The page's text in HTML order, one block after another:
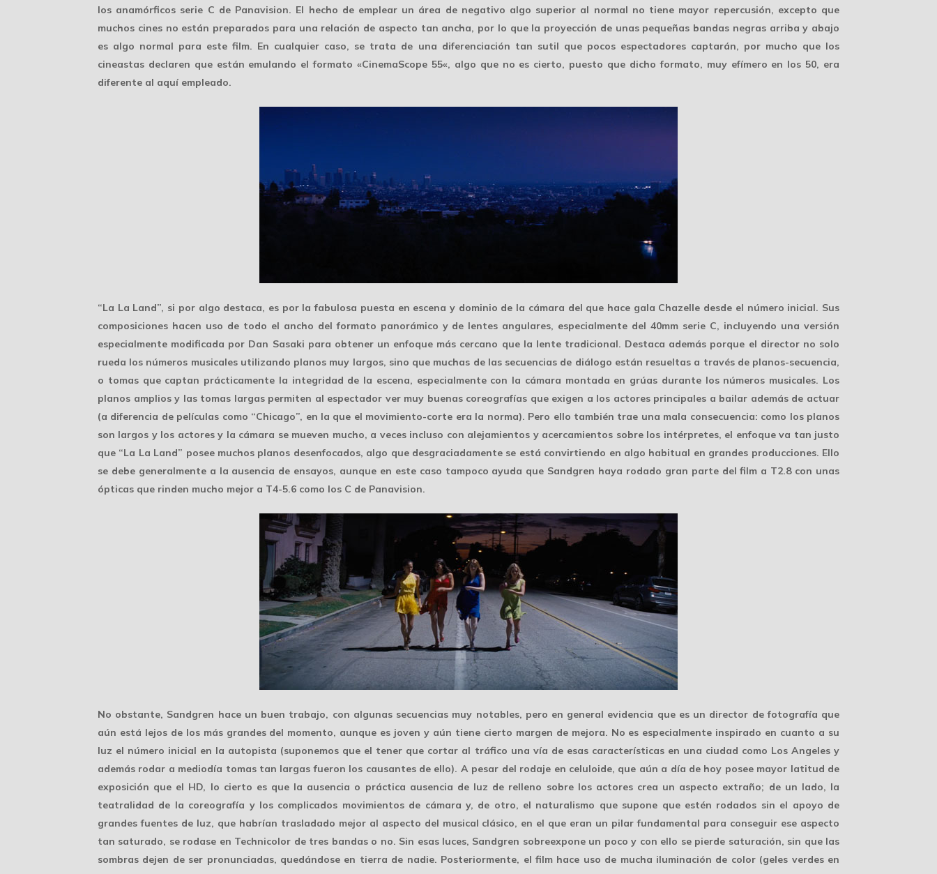
los anamórficos serie C de Panavision. El hecho de emplear un área de negativo algo superior al normal no tiene mayor repercusión, excepto que
muchos cines no están preparados para una relación de aspecto tan ancha, por lo que la proyección de unas pequeñas bandas negras arriba y abajo
es algo normal para este film. En cualquier caso, se trata de una diferenciación tan sutil que pocos espectadores captarán, por mucho que los
cineastas declaren que están emulando el formato «CinemaScope 55«, algo que no es cierto, puesto que dicho formato, muy efímero en los 50, era
diferente al aquí empleado.
“La La Land”, si por algo destaca, es por la fabulosa puesta en escena y dominio de la cámara del que hace gala Chazelle desde el número inicial. Sus
composiciones hacen uso de todo el ancho del formato panorámico y de lentes angulares, especialmente del 40mm serie C, incluyendo una versión
especialmente modificada por Dan Sasaki para obtener un enfoque más cercano que la lente tradicional. Destaca además porque el director no solo
rueda los números musicales utilizando planos muy largos, sino que muchas de las secuencias de diálogo están resueltas a través de planos-secuencia,
o tomas que captan prácticamente la integridad de la escena, especialmente con la cámara montada en grúas durante los números musicales. Los
planos amplios y las tomas largas permiten al espectador ver muy buenas coreografías que exigen a los actores principales a bailar además de actuar
(a diferencia de películas como “Chicago”, en la que el movimiento-corte era la norma). Pero ello también trae una mala consecuencia: como los planos
son largos y los actores y la cámara se mueven mucho, a veces incluso con alejamientos y acercamientos sobre los intérpretes, el enfoque va tan justo
que “La La Land” posee muchos planos desenfocados, algo que desgraciadamente se está convirtiendo en algo habitual en grandes producciones. Ello
se debe generalmente a la ausencia de ensayos, aunque en este caso tampoco ayuda que Sandgren haya rodado gran parte del film a T2.8con unas
ópticas que rinden mucho mejor a T4-5.6 como los C de Panavision.
No obstante, Sandgren hace un buen trabajo, con algunas secuencias muy notables, pero en general evidencia que es un director de fotografía que
aún está lejos de los más grandes del momento, aunque es joven y aún tiene cierto margen de mejora. No es especialmente inspirado en cuanto a su
luz el número inicial en la autopista (suponemos que el tener que cortar al tráfico una vía de esas características en una ciudad como Los Angeles y
además rodar a mediodía tomas tan largas fueron los causantes de ello). A pesar del rodaje en celuloide, que aún a día de hoy posee mayor latitud de
exposición que el HD, lo cierto es que la ausencia o práctica ausencia de luz de relleno sobre los actores crea un aspecto extraño; de un lado, la
teatralidad de la coreografía y los complicados movimientos de cámara y, de otro, el naturalismo que supone que estén rodados sin el apoyo de
grandes fuentes de luz, que habrían trasladado mejor al aspecto del musical clásico, en el que eran un pilar fundamental para conseguir ese aspecto
tan saturado, se rodase en Technicolor de tres bandas o no. Sin esas luces, Sandgren sobreexpone un poco y con ello se pierde saturación, sin que las
sombras dejen de ser pronunciadas, quedándose en tierra de nadie. Posteriormente, el film hace uso de mucha iluminación de color(geles verdes en